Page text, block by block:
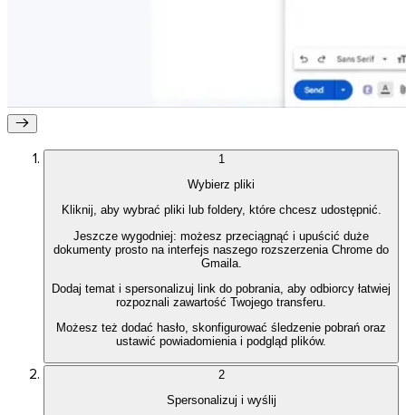
Rozszerzenia
1
Wybierz pliki
Kliknij, aby wybrać pliki lub foldery, które chcesz udostępnić.
Jeszcze wygodniej: możesz przeciągnąć i upuścić duże
dokumenty prosto na interfejs naszego rozszerzenia Chrome do
Gmaila.
Dodaj temat i spersonalizuj link do pobrania, aby odbiorcy łatwiej
rozpoznali zawartość Twojego transferu.
Możesz też dodać hasło, skonfigurować śledzenie pobrań oraz
ustawić powiadomienia i podgląd plików.
2
Spersonalizuj i wyślij